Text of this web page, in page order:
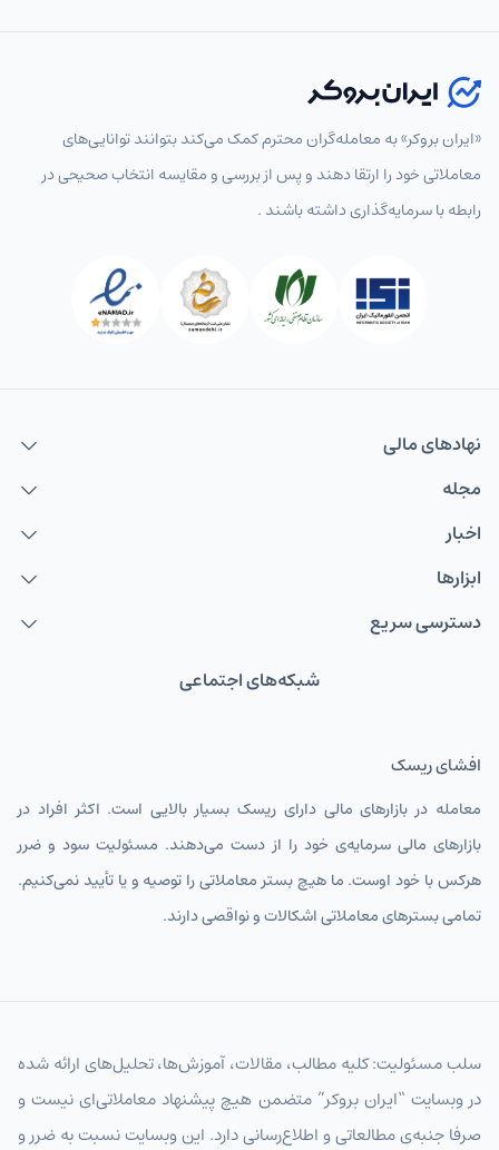
«ایران بروکر» به معامله‌گران محترم کمک می‌کند بتوانند توانایی‌های
معاملاتی خود را ارتقا دهند و پس از بررسی و مقایسه انتخاب‌ صحیحی در
رابطه با سرمایه‌گذاری داشته باشند .
نهاد‌های مالی
مجله
اخبار
ابزارها
دسترسی سریع
شبکه‌های اجتماعی
افشای ریسک
معامله در بازارهای مالی دارای ریسک بسیار بالایی است. اکثر افراد در
بازارهای مالی سرمایه‌ی خود را از دست می‌دهند. مسئولیت سود و ضرر
هرکس با خود اوست. ما هیچ بستر معاملاتی را توصیه و یا تأیید نمی‌کنیم.
تمامی بسترهای معاملاتی اشکالات و نواقصی دارند.
سلب مسئولیت: کلیه مطالب، مقالات، آموزش‌ها، تحلیل‌های ارائه شده
در وبسایت “ایران بروکر” متضمن هیچ پیشنهاد معاملاتی‌ای نیست و
صرفا جنبه‌ی مطالعاتی و اطلاع‌رسانی دارد. این وبسایت نسبت به ضرر و